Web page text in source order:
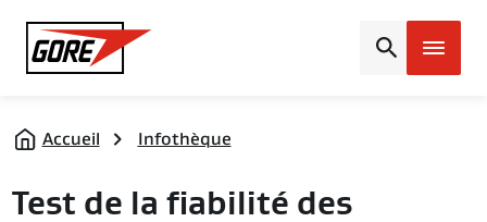
Gore
Accueil Infothèque
Test de la fiabilité des